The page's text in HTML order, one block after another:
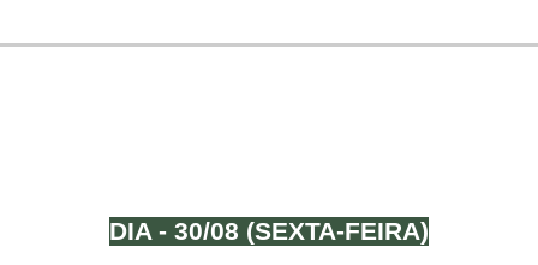
DIA - 30/08 (SEXTA-FEIRA)